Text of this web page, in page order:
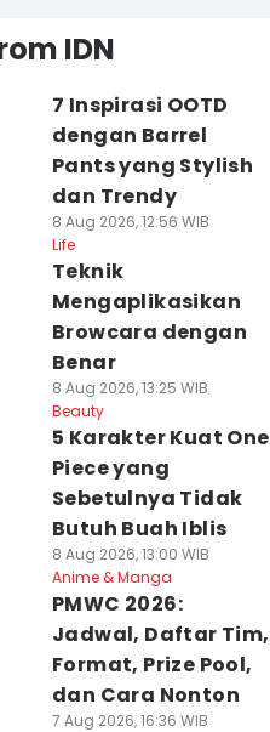
IDN
7 Inspirasi OOTD
dengan Barrel
Pants yang Stylish
dan Trendy
8 Aug 2026, 12:56 WIB
Life
Teknik
Mengaplikasikan
Browcara dengan
Benar
8 Aug 2026, 13:25 WIB
Beauty
5 Karakter Kuat One
Piece yang
Sebetulnya Tidak
Butuh Buah Iblis
8 Aug 2026, 13:00 WIB
Anime & Manga
PMWC 2026:
Jadwal, Daftar Tim,
Format, Prize Pool,
dan Cara Nonton
7 Aug 2026, 16:36 WIB